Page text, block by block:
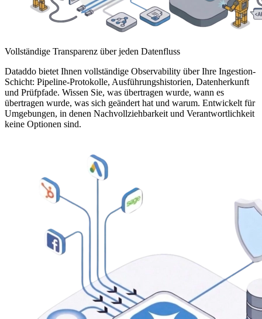
Vollständige Transparenz über jeden Datenfluss
Dataddo bietet Ihnen vollständige Observability über Ihre Ingestion-
Schicht: Pipeline-Protokolle, Ausführungshistorien, Datenherkunft
und Prüfpfade. Wissen Sie, was übertragen wurde, wann es
übertragen wurde, was sich geändert hat und warum. Entwickelt für
Umgebungen, in denen Nachvollziehbarkeit und Verantwortlichkeit
keine Optionen sind.